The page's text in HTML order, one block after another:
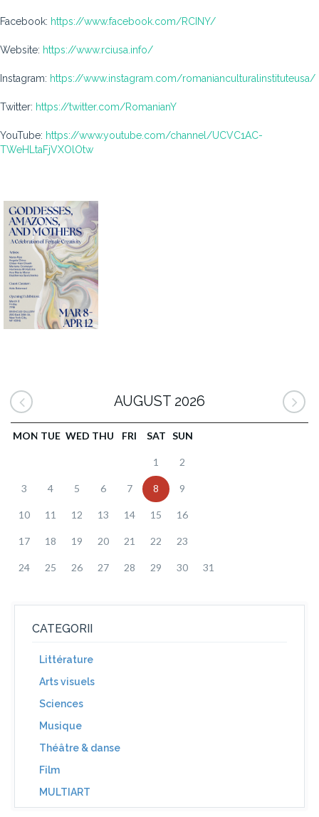
Facebook: https://www.facebook.com/RCINY/
Website: https://www.rciusa.info/
Instagram: https://www.instagram.com/romanianculturalinstituteusa/
Twitter: https://twitter.com/RomanianY
YouTube: https://www.youtube.com/channel/UCVC1AC-
TWeHLtaFjVXOlOtw
AUGUST 2026
MON TUE WED THU FRI SAT SUN
1 2
3 4 5 6 7 8 9
10 11 12 13 14 15 16
17 18 19 20 21 22 23
24 25 26 27 28 29 30 31
CATEGORII
Littérature
Arts visuels
Sciences
Musique
Théâtre & danse
Film
MULTIART